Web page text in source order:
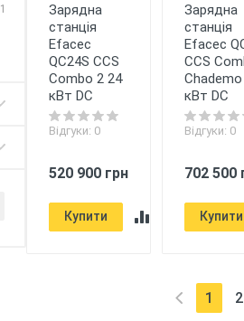
1
Зарядна
станція
Efacec
QC24S CCS
Combo 2 24
кВт DC
Відгуки: 0
520 900 грн
Купити
Зарядна
станція
Efacec
CCS
кВт DC
Відгуки: 0
702 500
Купити
1 2